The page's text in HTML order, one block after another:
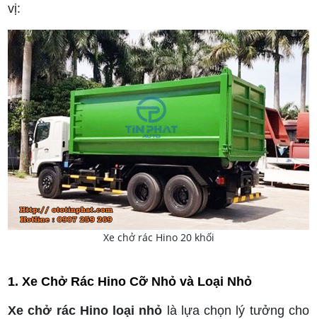
vị:
Xe chở rác Hino 20 khối
1. Xe Chở Rác Hino Cỡ Nhỏ và Loại Nhỏ
Xe chở rác Hino loại nhỏ là lựa chọn lý tưởng cho